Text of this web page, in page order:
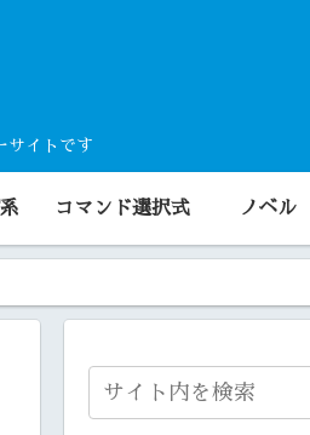
サイトです
コマンド選択式 ノベル